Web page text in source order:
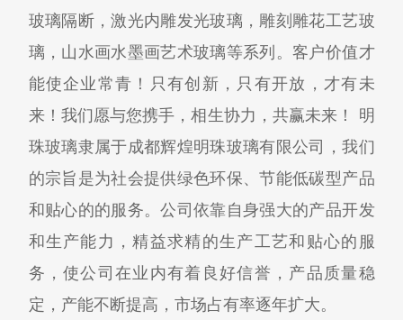
玻璃隔断，激光内雕发光玻璃，雕刻雕花工艺玻
璃，山水画水墨画艺术玻璃等系列。客户价值才
能使企业常青！只有创新，只有开放，才有未
来！我们愿与您携手，相生协力，共赢未来！ 明
珠玻璃隶属于成都辉煌明珠玻璃有限公司，我们
的宗旨是为社会提供绿色环保、节能低碳型产品
和贴心的的服务。公司依靠自身强大的产品开发
和生产能力，精益求精的生产工艺和贴心的服
务，使公司在业内有着良好信誉，产品质量稳
定，产能不断提高，市场占有率逐年扩大。